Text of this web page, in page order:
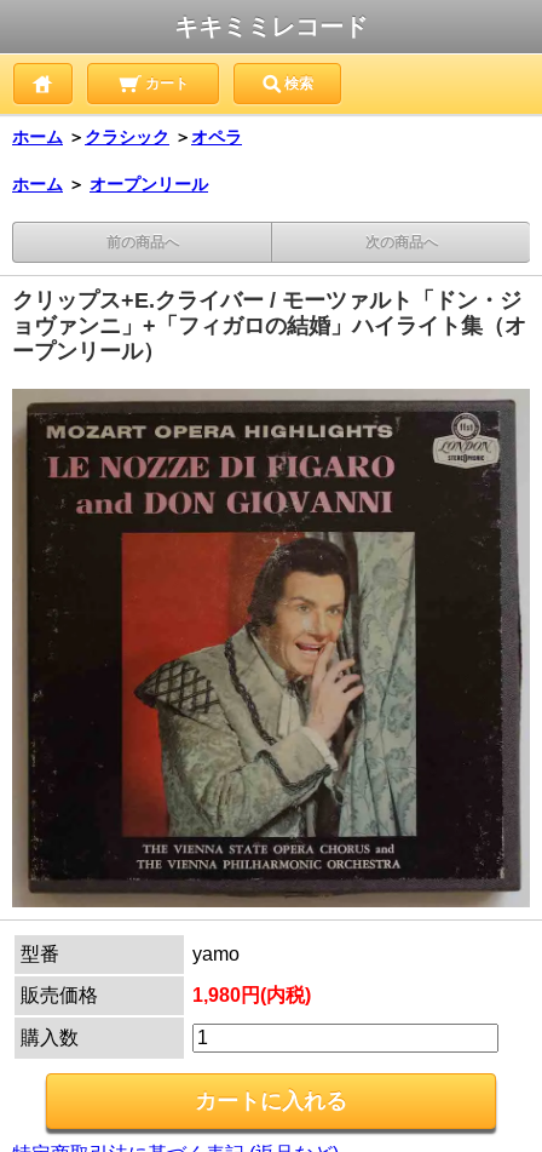
キキミミレコード
カート 検索
ホーム ＞ クラシック ＞オペラ
ホーム ＞ オープンリール
前の商品へ 次の商品へ
クリップス+E.クライバー / モーツァルト「ドン・ジ
ョヴァンニ」+「フィガロの結婚」ハイライト集（オ
ープンリール）
型番
yamo
販売価格
1,980円(内税)
購入数